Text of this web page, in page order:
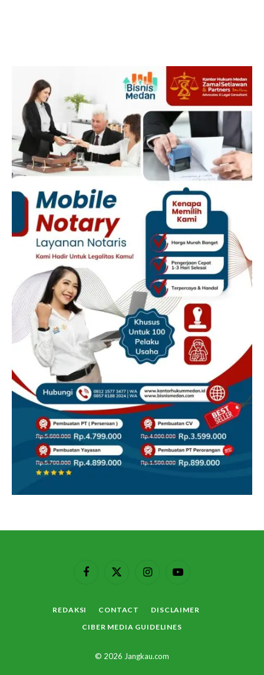
FacebookX
InstagramYouTube
REDAKSI CONTACT
DISCLAIMER
CIBER MEDIA GUIDELINES
© 2026 Jangkau.com